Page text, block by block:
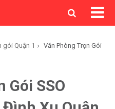
gói Quận 1
Văn Phòng Trọn Gói
Gói SSO